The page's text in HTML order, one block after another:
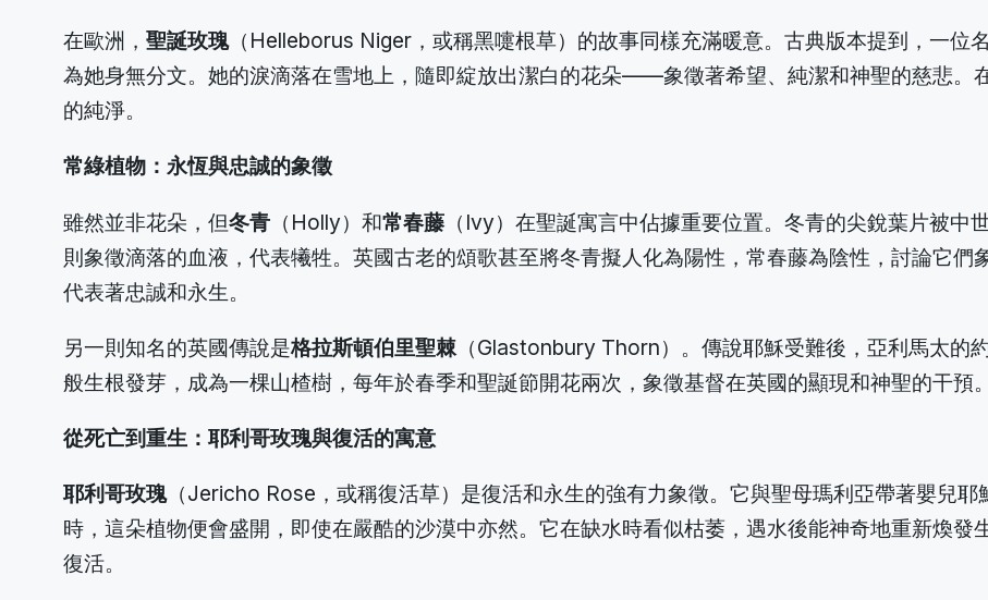
在歐洲， 聖誕玫瑰（Helleborus Niger，或稱黑嚏根草）的故事同樣充滿暖意。古典版本提到，一位
為她身無分文。她的淚滴落在雪地上，隨即綻放出潔白的花朵——象徵著希望、純潔和神聖的慈悲。
的純淨。
常綠植物：永恆與忠誠的象徵
雖然並非花朵，但冬青 （Holly）和常春藤 （Ivy）在聖誕寓言中佔據重要位置。冬青的尖銳葉片被
則象徵滴落的血液，代表犧牲。英國古老的頌歌甚至將冬青擬人化為陽性，常春藤為陰性，討論它們
代表著忠誠和永生。
另一則知名的英國傳說是格拉斯頓伯里聖棘（Glastonbury Thorn）。傳說耶穌受難後，亞利馬太的
般生根發芽，成為一棵山楂樹，每年於春季和聖誕節開花兩次，象徵基督在英國的顯現和神聖的干預。
從死亡到重生：耶利哥玫瑰與復活的寓意
耶利哥玫瑰（Jericho Rose，或稱復活草）是復活和永生的強有力象徵。它與聖母瑪利亞帶著嬰兒
時，這朵植物便會盛開，即使在嚴酷的沙漠中亦然。它在缺水時看似枯萎，遇水後能神奇地重新煥發
復活。